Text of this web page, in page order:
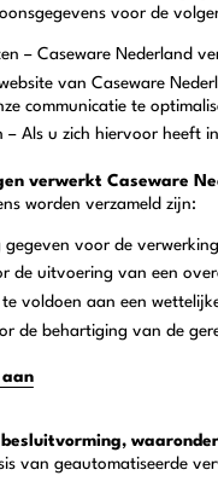
voor de
– Caseware Nederland
van Caseware
communicatie te
Als u zich hiervoor heeft
verwerkt Caseware
worden verzameld zijn:
voor de
de uitvoering van een
voldoen aan een
de behartiging van de
aan
van geautomatiseerde